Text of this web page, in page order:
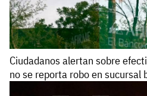
Ciudadanos alertan sobre
no se reporta robo en sucursal